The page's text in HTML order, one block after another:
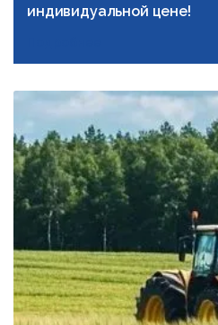
индивидуальной цене!